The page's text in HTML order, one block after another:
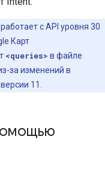
с API уровня 30
Карт
<queries> в файле
за изменений в
11.